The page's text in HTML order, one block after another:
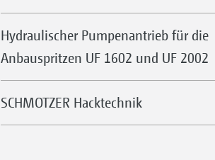
Hydraulischer Pumpenantrieb für die
Anbauspritzen UF 1602 und UF 2002
SCHMOTZER Hacktechnik